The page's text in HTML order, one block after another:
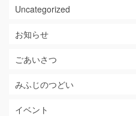
Uncategorized
お知らせ
ごあいさつ
みふじのつどい
イベント